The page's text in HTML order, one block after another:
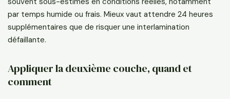
par temps humide ou frais. Mieux vaut attendre 24 heures
supplémentaires que de risquer une interlamination
défaillante.
Appliquer la deuxième couche, quand et
comment